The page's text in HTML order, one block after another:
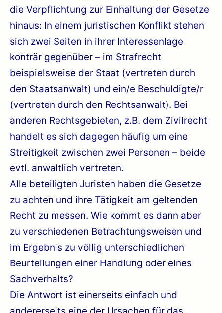
die Verpflichtung zur Einhaltung der Gesetze
hinaus: In einem juristischen Konflikt stehen
sich zwei Seiten in ihrer Interessenlage
konträr gegenüber – im Strafrecht
beispielsweise der Staat (vertreten durch
den Staatsanwalt) und ein/e Beschuldigte/r
(vertreten durch den Rechtsanwalt). Bei
anderen Rechtsgebieten, z.B. dem Zivilrecht
handelt es sich dagegen häufig um eine
Streitigkeit zwischen zwei Personen – beide
evtl. anwaltlich vertreten.
Alle beteiligten Juristen haben die Gesetze
zu achten und ihre Tätigkeit am geltenden
Recht zu messen. Wie kommt es dann aber
zu verschiedenen Betrachtungsweisen und
im Ergebnis zu völlig unterschiedlichen
Beurteilungen einer Handlung oder eines
Sachverhalts?
Die Antwort ist einerseits einfach und
andererseits eine der Ursachen für das